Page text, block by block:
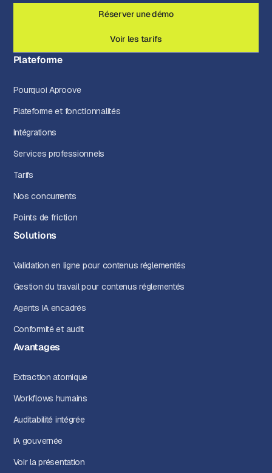
Réserver une démo
Voir les tarifs
Plateforme
Pourquoi Aproove
Plateforme et fonctionnalités
Intégrations
Services professionnels
Tarifs
Nos concurrents
Points de friction
Solutions
Validation en ligne pour contenus réglementés
Gestion du travail pour contenus réglementés
Agents IA encadrés
Conformité et audit
Avantages
Extraction atomique
Workflows humains
Auditabilité intégrée
IA gouvernée
Voir la présentation